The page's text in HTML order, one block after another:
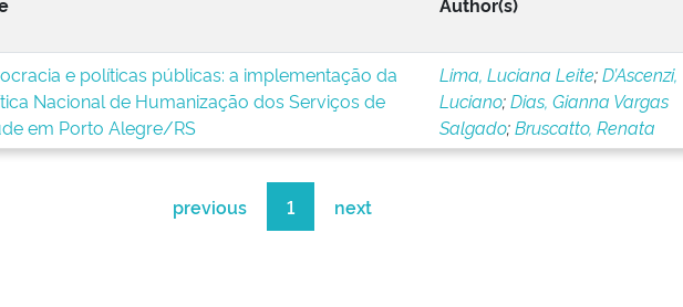
e políticas públicas: a implementação da
Nacional de Humanização dos Serviços de
em Porto Alegre/RS
Lima, Luciana Leite;D’Ascenzi,
Luciano;Dias, Gianna Vargas
Salgado;Bruscatto, Renata
previous 1 next